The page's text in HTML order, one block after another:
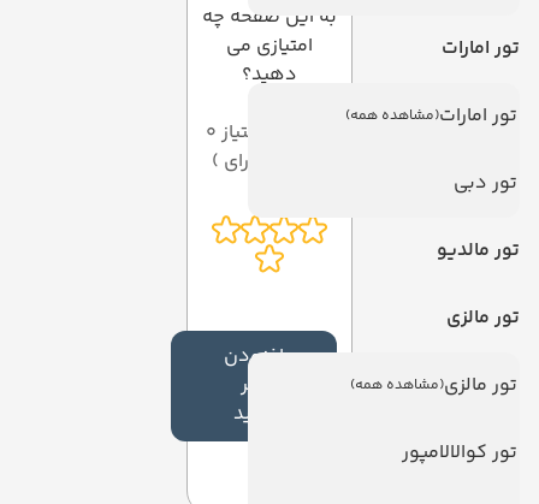
تور امارات
تور امارات(مشاهده همه)
تور دبی
تور مالدیو
تور مالزی
تور مالزی(مشاهده همه)
تور کوالالامپور
به این صفحه چه
امتیازی می
دهید؟
میانگین امتیاز 0
افزودن
نظر
جدید